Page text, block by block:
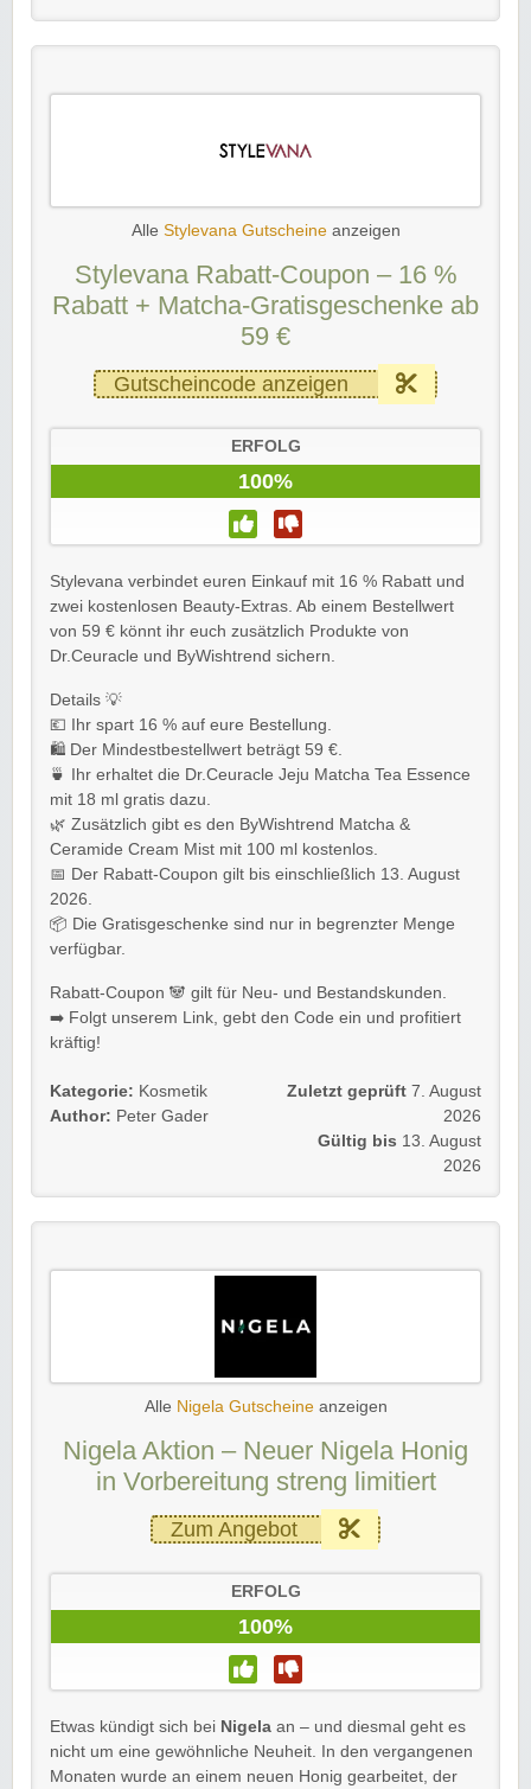
Alle Stylevana Gutscheineanzeigen
Stylevana Rabatt-Coupon – 16 %
Rabatt + Matcha-Gratisgeschenke ab
59 €
Gutscheincode anzeigen
ERFOLG
100%
Stylevana verbindet euren Einkauf mit 16 % Rabatt und
zwei kostenlosen Beauty-Extras. Ab einem Bestellwert
von 59 € könnt ihr euch zusätzlich Produkte von
Dr.Ceuracle und ByWishtrend sichern.
Details 💡
💶 Ihr spart 16 % auf eure Bestellung.
🛍️ Der Mindestbestellwert beträgt 59 €.
🍵 Ihr erhaltet die Dr.Ceuracle Jeju Matcha Tea Essence
mit 18 ml gratis dazu.
🌿 Zusätzlich gibt es den ByWishtrend Matcha &
Ceramide Cream Mist mit 100 ml kostenlos.
📅 Der Rabatt-Coupon gilt bis einschließlich 13. August
2026.
📦 Die Gratisgeschenke sind nur in begrenzter Menge
verfügbar.
Rabatt-Coupon 🐼 gilt für Neu- und Bestandskunden.
➡️ Folgt unserem Link, gebt den Code ein und profitiert
kräftig!
Kategorie: Kosmetik
Author: Peter Gader
Zuletzt geprüft 7. August
2026
Gültig bis 13. August
2026
Alle Nigela Gutscheineanzeigen
Nigela Aktion – Neuer Nigela Honig
in Vorbereitung streng limitiert
Zum Angebot
ERFOLG
100%
Etwas kündigt sich bei Nigela an – und diesmal geht es
nicht um eine gewöhnliche Neuheit. In den vergangenen
Monaten wurde an einem neuen Honig gearbeitet, der